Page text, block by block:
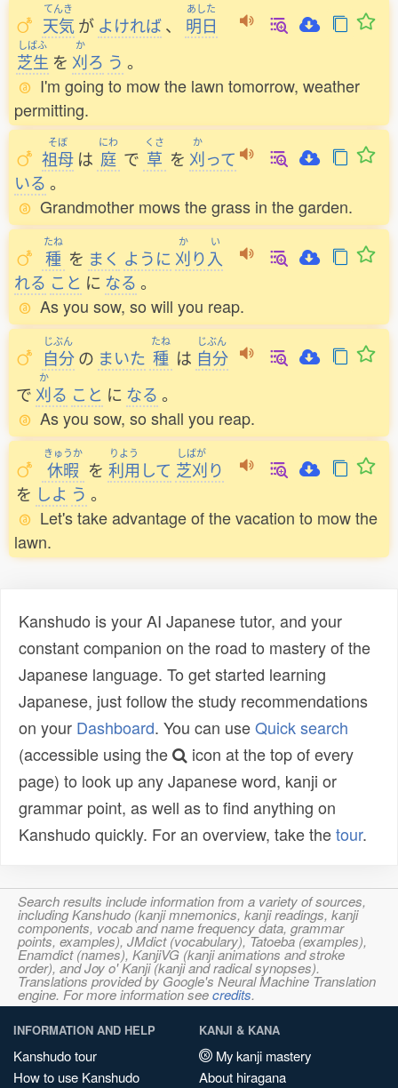
てんき
天気 が よければ、
あした
明日
しばふ
芝生 を
か
刈ろ う 。
I'm going to mow the lawn tomorrow, weather
permitting.
そぼ
祖母 は
にわ
庭 で
くさ
草 を
か
刈って
いる 。
Grandmother mows the grass in the garden.
たね
種 を まく ように
か
刈り
い
入
れる こと に なる 。
As you sow, so will you reap.
じぶん
自分 の まいた
たね
種 は
じぶん
自分
で
か
刈る こと に なる 。
As you sow, so shall you reap.
きゅうか
休暇 を
りよう
利用 して
しばが
芝刈り
を しよ う 。
Let's take advantage of the vacation to mow the
lawn.
Kanshudo is your AI Japanese tutor, and your
constant companion on the road to mastery of the
Japanese language. To get started learning
Japanese, just follow the study recommendations
on your Dashboard. You can useQuick search
(accessible using the
icon at the top of every
page) to look up any Japanese word, kanji or
grammar point, as well as to find anything on
Kanshudo quickly. For an overview, take thetour.
Search results include information from a variety of sources,
including Kanshudo (kanji mnemonics, kanji readings, kanji
components, vocab and name frequency data, grammar
points, examples), JMdict (vocabulary), Tatoeba (examples),
Enamdict (names), KanjiVG (kanji animations and stroke
order), and Joy o' Kanji (kanji and radical synopses).
Translations provided by Google's Neural Machine Translation
engine. For more information seecredits.
INFORMATION AND HELP
Kanshudo tour
How to use Kanshudo
KANJI & KANA
My kanji mastery
About hiragana